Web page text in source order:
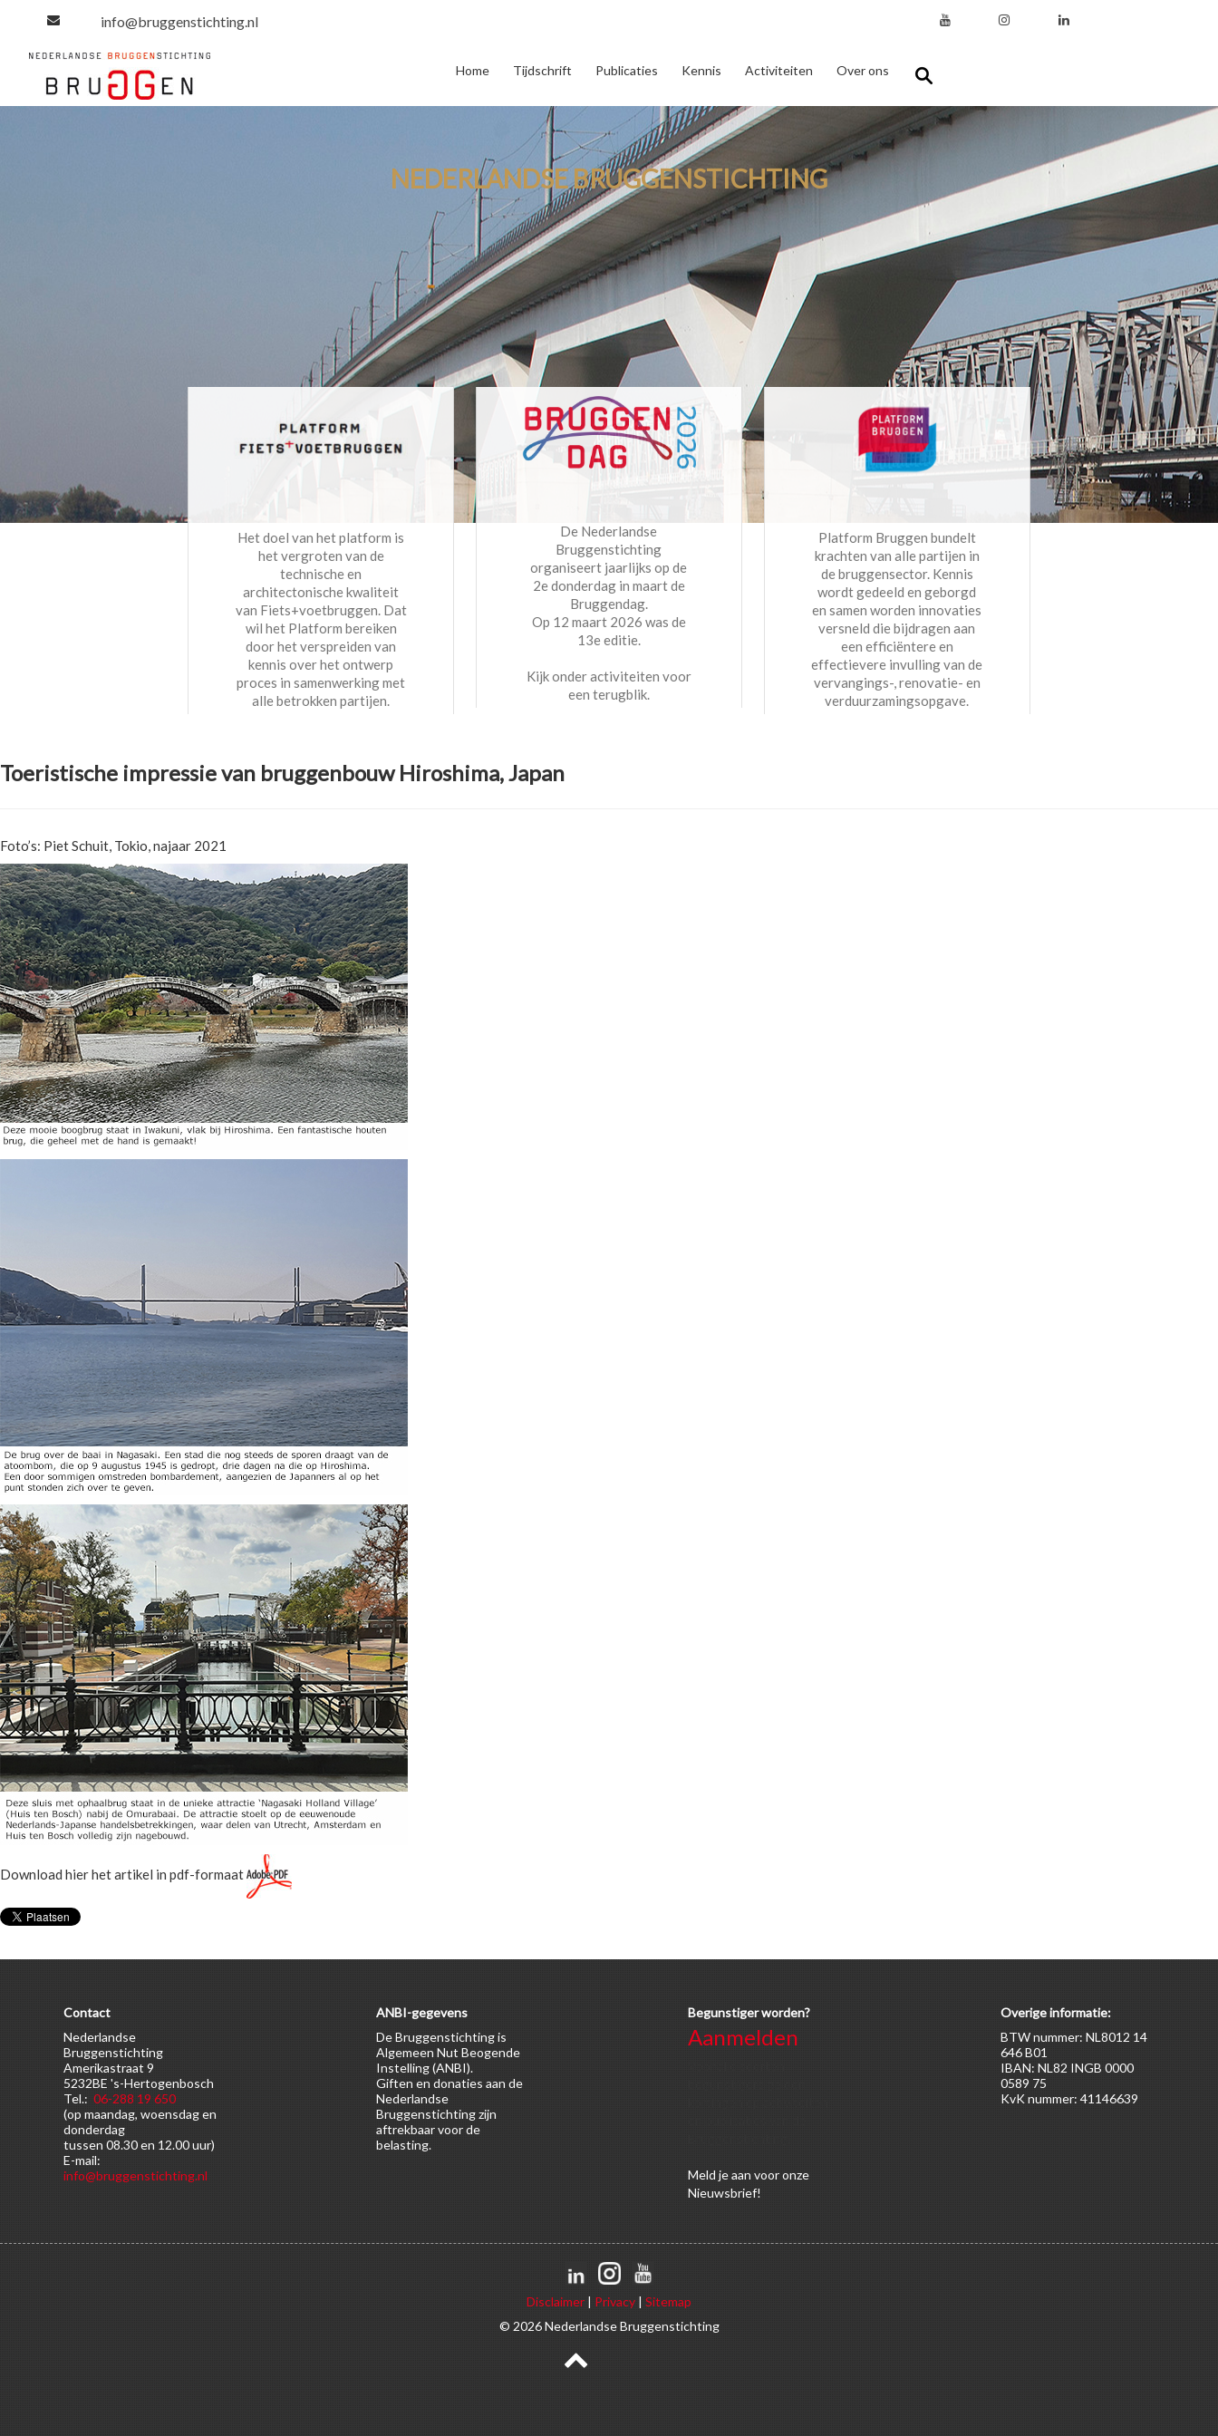
info@bruggenstichting.nl
Home Tijdschrift Publicaties Kennis Activiteiten Over ons
NEDERLANDSE BRUGGENSTICHTING
Het doel van het platform is
het vergroten van de
technische en
architectonische kwaliteit
van Fiets+voetbruggen. Dat
wil het Platform bereiken
door het verspreiden van
kennis over het ontwerp
proces in samenwerking met
alle betrokken partijen.
De Nederlandse
Bruggenstichting
organiseert jaarlijks op de
2e donderdag in maart de
Bruggendag.
Op 12 maart 2026 was de
13e editie.
Kijk onder activiteiten voor
een terugblik.
Platform Bruggen bundelt
krachten van alle partijen in
de bruggensector. Kennis
wordt gedeeld en geborgd
en samen worden innovaties
versneld die bijdragen aan
een efficiëntere en
effectievere invulling van de
vervangings-, renovatie- en
verduurzamingsopgave.
Toeristische impressie van bruggenbouw Hiroshima, Japan
Foto’s: Piet Schuit, Tokio, najaar 2021
Download hier het artikel in pdf-formaat
Contact
Nederlandse
Bruggenstichting
Amerikastraat 9
5232BE 's-Hertogenbosch
Tel.: 06-288 19 650
(op maandag, woensdag en
donderdag
tussen 08.30 en 12.00 uur)
E-mail:
info@bruggenstichting.nl
ANBI-gegevens
De Bruggenstichting is
Algemeen Nut Beogende
Instelling (ANBI).
Giften en donaties aan de
Nederlandse
Bruggenstichting zijn
aftrekbaar voor de
belasting.
Begunstiger worden?
Aanmelden
Meldje aan voor onze
Nieuwsbrief!
Overige informatie:
BTW nummer: NL8012 14
646 B01
IBAN: NL82 INGB 0000
0589 75
KvK nummer: 41146639
Disclaimer | Privacy | Sitemap
© 2026 Nederlandse Bruggenstichting